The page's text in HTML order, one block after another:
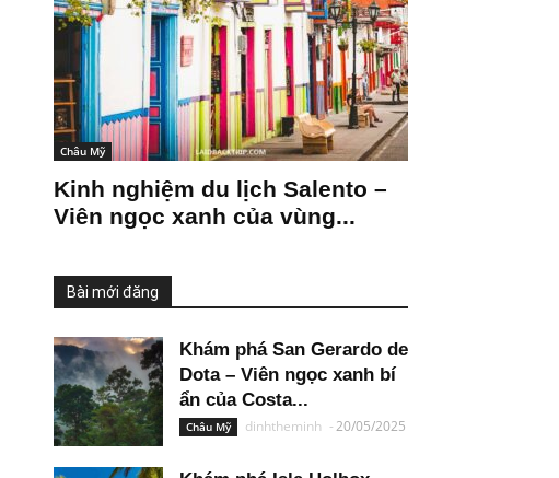
Châu Mỹ
Kinh nghiệm du lịch Salento –
Viên ngọc xanh của vùng...
Bài mới đăng
Khám phá San Gerardo de
Dota – Viên ngọc xanh bí
ẩn của Costa...
Châu Mỹ dinhtheminh -20/05/2025